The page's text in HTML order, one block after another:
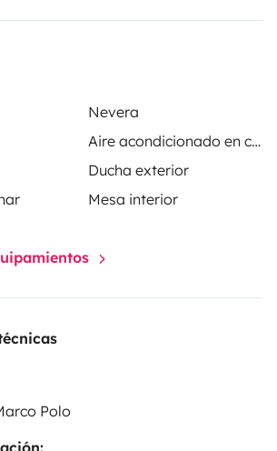
Nevera
Aire acondicionado en cabina
Ducha exterior
Mesa interior
Polo